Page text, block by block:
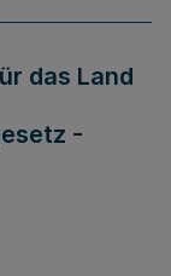
das Land
-